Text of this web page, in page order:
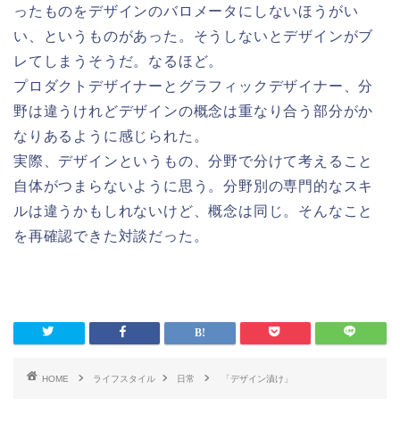
ったものをデザインのバロメータにしないほうがい
い、というものがあった。そうしないとデザインがブ
レてしまうそうだ。なるほど。
プロダクトデザイナーとグラフィックデザイナー、分
野は違うけれどデザインの概念は重なり合う部分がか
なりあるように感じられた。
実際、デザインというもの、分野で分けて考えること
自体がつまらないように思う。分野別の専門的なスキ
ルは違うかもしれないけど、概念は同じ。そんなこと
を再確認できた対談だった。
HOME ライフスタイル 日常 「デザイン漬け」